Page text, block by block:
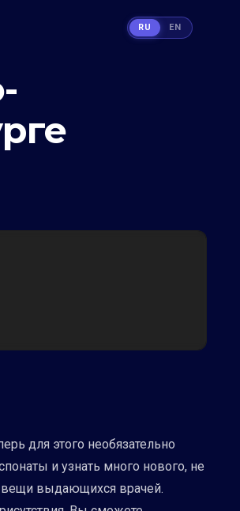
для этого необязательно
и узнать много нового, не
вещи выдающихся врачей.
RU EN